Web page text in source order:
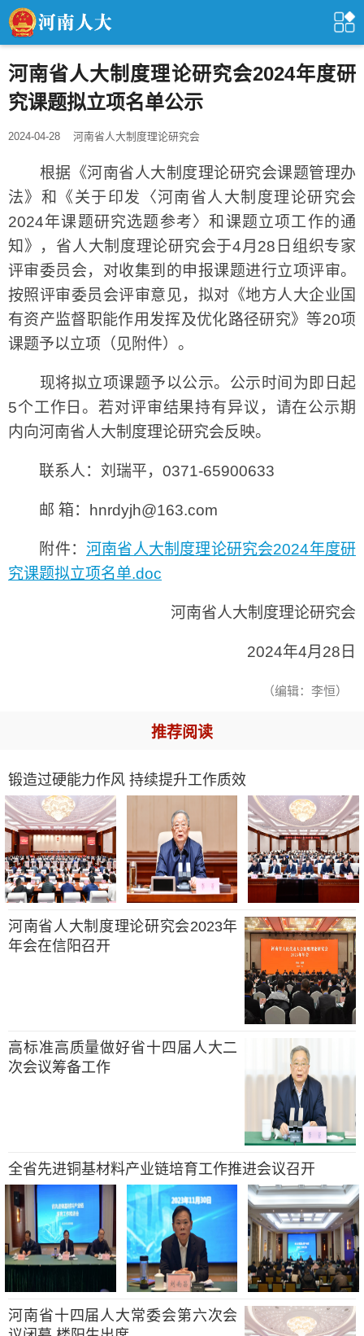
河南省人大制度理论研究会2024年度研
究课题拟立项名单公示
2024-04-28 河南省人大制度理论研究会
根据《河南省人大制度理论研究会课题管理办
法》和《关于印发〈河南省人大制度理论研究会
2024年课题研究选题参考〉和课题立项工作的通
知》，省人大制度理论研究会于4月28日组织专家
评审委员会，对收集到的申报课题进行立项评审。
按照评审委员会评审意见，拟对《地方人大企业国
有资产监督职能作用发挥及优化路径研究》等20项
课题予以立项（见附件）。
现将拟立项课题予以公示。公示时间为即日起
5个工作日。若对评审结果持有异议，请在公示期
内向河南省人大制度理论研究会反映。
联系人：刘瑞平，0371-65900633
邮 箱：hnrdyjh@163.com
附件： 河南省人大制度理论研究会2024年度研
究课题拟立项名单.doc
河南省人大制度理论研究会
2024年4月28日
（编辑：李恒）
推荐阅读
锻造过硬能力作风 持续提升工作质效
河南省人大制度理论研究会2023年
年会在信阳召开
高标准高质量做好省十四届人大二
次会议筹备工作
全省先进铜基材料产业链培育工作推进会议召开
河南省十四届人大常委会第六次会